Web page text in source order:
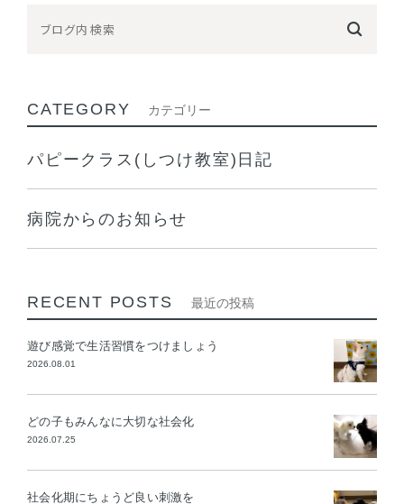
CATEGORY カテゴリー
パピークラス(しつけ教室)日記
病院からのお知らせ
RECENT POSTS 最近の投稿
遊び感覚で生活習慣をつけましょう
2026.08.01
どの子もみんなに大切な社会化
2026.07.25
社会化期にちょうど良い刺激を